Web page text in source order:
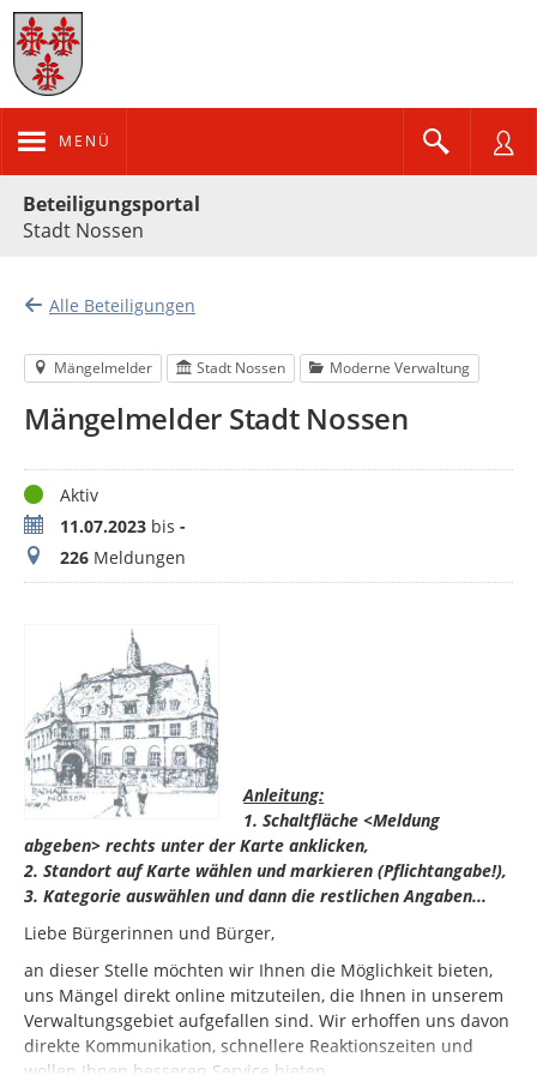
MENÜ
Beteiligungsportal
Stadt Nossen
Alle Beteiligungen
Mängelmelder Stadt Nossen Moderne Verwaltung
Mängelmelder Stadt Nossen
StatusAktiv
Zeitraum11.07.2023 bis -
Meldungen
226 Meldungen
Anleitung:
1. Schaltfläche <Meldung
abgeben> rechts unter der Karte anklicken,
2. Standort auf Karte wählen und markieren (Pflichtangabe!),
3. Kategorie auswählen und dann die restlichen Angaben...
Liebe Bürgerinnen und Bürger,
an dieser Stelle möchten wir Ihnen die Möglichkeit bieten,
uns Mängel direkt online mitzuteilen, die Ihnen in unserem
Verwaltungsgebiet aufgefallen sind. Wir erhoffen uns davon
direkte Kommunikation, schnellere Reaktionszeiten und